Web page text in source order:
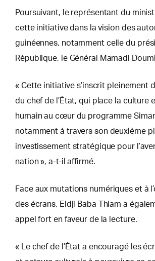
Poursuivant, le représentant du
cette initiative dans la vision des
guinéennes, notamment celle du
République, le Général Mamadi
« Cette initiative s’inscrit pleinement
du chef de l’État, qui place la culture
humain au cœur du programme
notamment à travers son deuxième
investissement stratégique pour
nation », a-t-il affirmé.
Face aux mutations numériques et à
des écrans, Eldji Baba Thiam a
appel fort en faveur de la lecture.
« Le chef de l’État a encouragé les